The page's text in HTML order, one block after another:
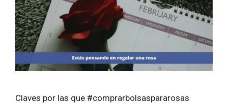
Claves por las que #comprarbolsaspararosas